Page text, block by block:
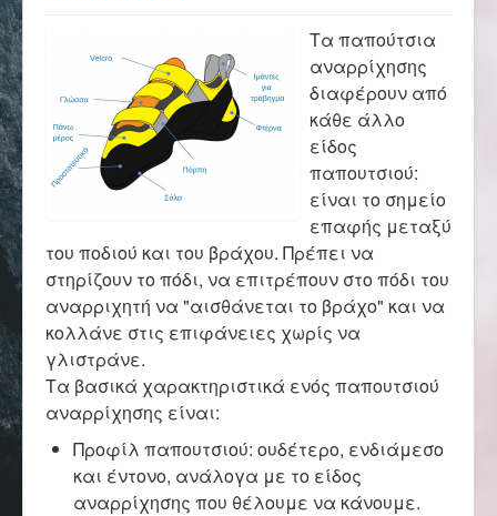
Ορειβασία
Αναρρίχηση
Βουνό και φύση
Φωτο - Video
Επικοινωνία
Τα παπούτσια
αναρρίχησης
διαφέρουν από
κάθε άλλο
είδος
παπουτσιού:
είναι το σημείο
επαφής μεταξύ
του ποδιού και του βράχου. Πρέπει να
στηρίζουν το πόδι, να επιτρέπουν στο πόδι του
αναρριχητή να "αισθάνεται το βράχο" και να
κολλάνε στις επιφάνειες χωρίς να
γλιστράνε.
Τα βασικά χαρακτηριστικά ενός παπουτσιού
αναρρίχησης είναι:
Προφίλ παπουτσιού: ουδέτερο, ενδιάμεσο
και έντονο, ανάλογα με το είδος
αναρρίχησης που θέλουμε να κάνουμε.